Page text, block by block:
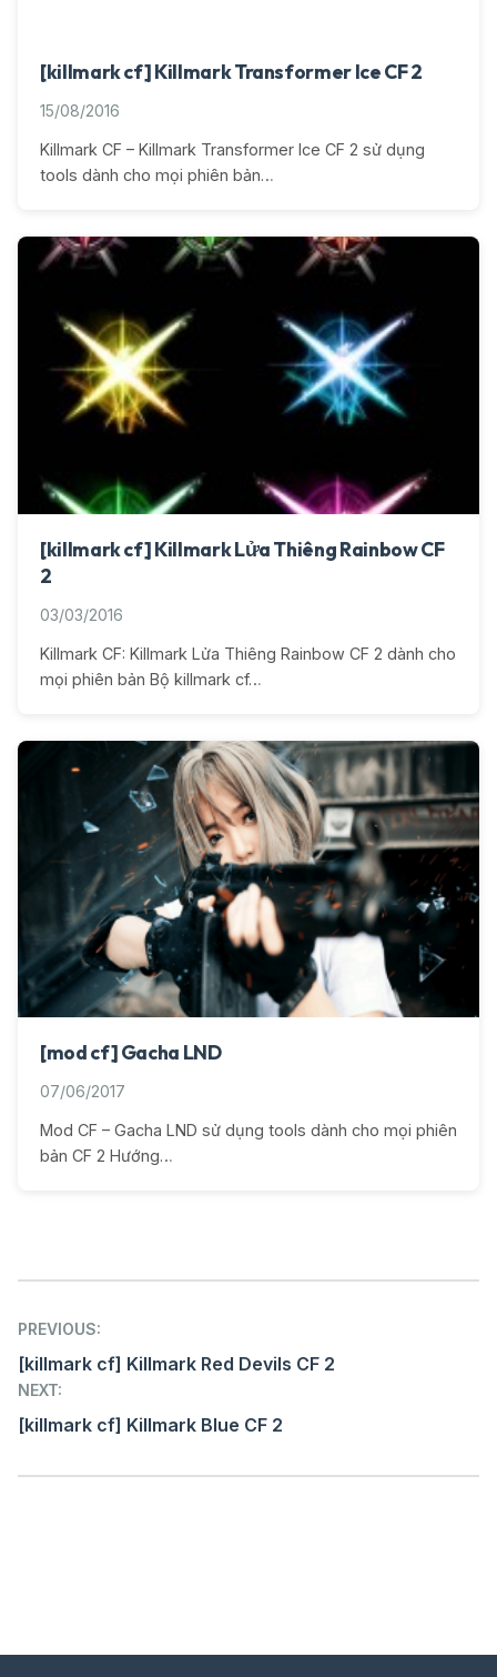
[killmark cf] Killmark Transformer Ice CF 2
15/08/2016
Killmark CF – Killmark Transformer Ice CF 2 sử dụng
tools dành cho mọi phiên bản…
[killmark cf] Killmark Lửa Thiêng Rainbow CF
2
03/03/2016
Killmark CF: Killmark Lửa Thiêng Rainbow CF 2 dành cho
mọi phiên bản Bộ killmark cf…
[mod cf] Gacha LND
07/06/2017
Mod CF – Gacha LND sử dụng tools dành cho mọi phiên
bản CF 2 Hướng…
Post
navigation
PREVIOUS:
[killmark cf] Killmark Red Devils CF 2
NEXT:
[killmark cf] Killmark Blue CF 2